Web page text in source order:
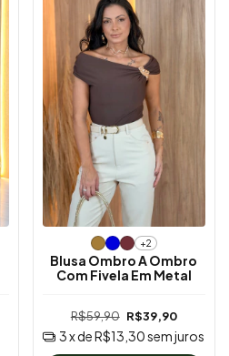
+2
Blusa Ombro A Ombro
Com Fivela Em Metal
R$59,90 R$39,90
3x deR$13,30sem juros